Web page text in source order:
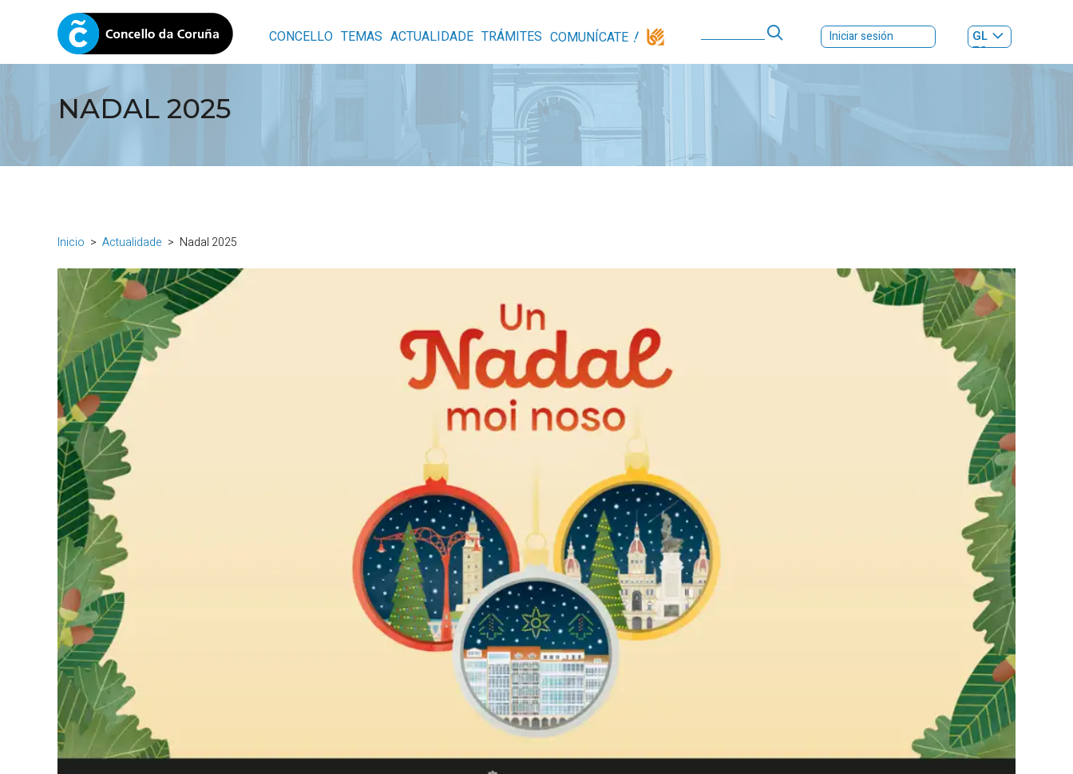
CONCELLO TEMAS ACTUALIDADE TRÁMITES COMUNÍCATE Iniciar sesión
GL
ES|
NADAL 2025
Inicio Actualidade Nadal 2025